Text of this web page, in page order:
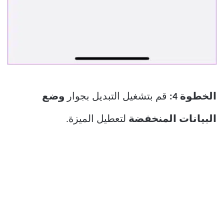
الخطوة 4: قم بتشغيل التبديل بجوار وضع
البيانات المنخفضة لتعطيل الميزة.